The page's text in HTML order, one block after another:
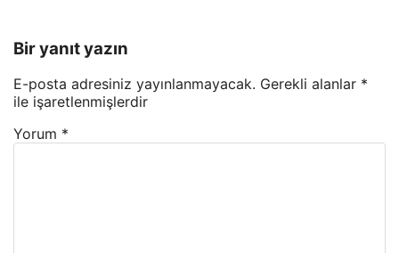
Bir yanıt yazın
E-posta adresiniz yayınlanmayacak. Gerekli alanlar *
ile işaretlenmişlerdir
Yorum *